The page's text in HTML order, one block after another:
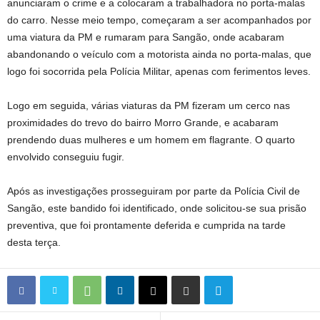
anunciaram o crime e a colocaram a trabalhadora no porta-malas
do carro. Nesse meio tempo, começaram a ser acompanhados por
uma viatura da PM e rumaram para Sangão, onde acabaram
abandonando o veículo com a motorista ainda no porta-malas, que
logo foi socorrida pela Polícia Militar, apenas com ferimentos leves.
Logo em seguida, várias viaturas da PM fizeram um cerco nas
proximidades do trevo do bairro Morro Grande, e acabaram
prendendo duas mulheres e um homem em flagrante. O quarto
envolvido conseguiu fugir.
Após as investigações prosseguiram por parte da Polícia Civil de
Sangão, este bandido foi identificado, onde solicitou-se sua prisão
preventiva, que foi prontamente deferida e cumprida na tarde
desta terça.